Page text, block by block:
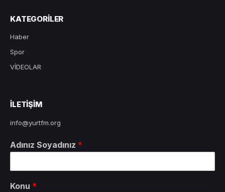
KATEGORILER
Haber
Spor
VİDEOLAR
ILETIŞIM
info@yurtfm.org
Adınız Soyadınız *
Konu *